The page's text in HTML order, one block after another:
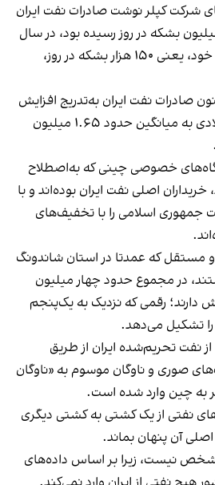
شرکت کپلر نوشت صادرات نفت ایران
در سال ۲۰۱۸ به ۲.۸ میلیون بشکه در روز رسیده بود، در سال
۲۰۲۰ به پایین‌ترین میزان خود، یعنی ۱۵۰ هزار بشکه در روز،
صادرات نفت ایران به‌تدریج افزایش
یافته و در سال جاری میلادی به میانگین حدود ۱.۶۵ میلیون
خصوصی چینی که به‌اصطلاح
اصلی نفت ایران بوده‌اند و با
جمهوری اسلامی را با تخفیف‌های
مستقل که عمدتا در استان شاندونگ
در مجموع حدود چهار میلیون
دارند؛ رقمی که نزدیک به یک‌پنجم
تشکیل می‌دهد.
نفت تحریم‌شده ایران از طریق
صوری و ناوگان موسوم به «ناوگان
به چین وارد شده است.
نفتی از یک کشتی به کشتی دیگری
آن پنهان بماند.
نیست، زیرا بر اساس داده‌های